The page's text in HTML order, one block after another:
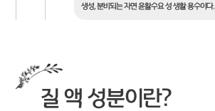
생성, 분비되는 자연 윤활수요 성 생활 용수이다.
질 액 성분이란?